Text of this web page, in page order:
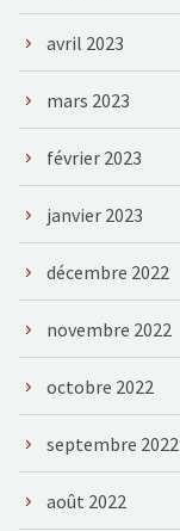
avril 2023
mars 2023
février 2023
janvier 2023
décembre 2022
novembre 2022
octobre 2022
septembre 2022
août 2022